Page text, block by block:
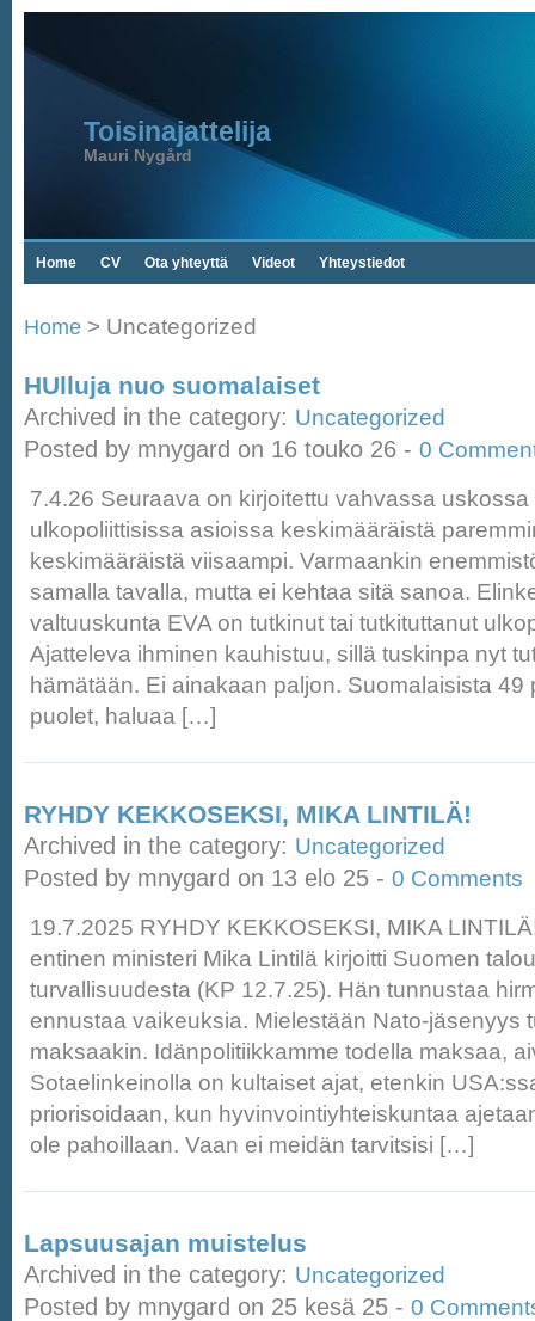
Toisinajattelija
Mauri Nygård
Home CV Ota yhteyttä Videot Yhteystiedot
Home > Uncategorized
HUlluja nuo suomalaiset
Archived in the category: Uncategorized
Posted by mnygard on 16 touko 26 - 0
7.4.26 Seuraava on kirjoitettu vahvassa
ulkopoliittisissa asioissa keskimääräistä
keskimääräistä viisaampi. Varmaankin
samalla tavalla, mutta ei kehtaa sitä sanoa.
valtuuskunta EVA on tutkinut tai tutkituttanut
Ajatteleva ihminen kauhistuu, sillä tuskinpa nyt
hämätään. Ei ainakaan paljon. Suomalaisista 49
puolet, haluaa […]
RYHDY KEKKOSEKSI, MIKA LINTILÄ!
Archived in the category: Uncategorized
Posted by mnygard on 13 elo 25 - 0 Comments
19.7.2025 RYHDY KEKKOSEKSI, MIKA
entinen ministeri Mika Lintilä kirjoitti Suomen
turvallisuudesta (KP 12.7.25). Hän tunnustaa
ennustaa vaikeuksia. Mielestään Nato-jäsenyys
maksaakin. Idänpolitiikkamme todella maksaa,
Sotaelinkeinolla on kultaiset ajat, etenkin
priorisoidaan, kun hyvinvointiyhteiskuntaa
ole pahoillaan. Vaan ei meidän tarvitsisi […]
Lapsuusajan muistelus
Archived in the category: Uncategorized
Posted by mnygard on 25 kesä 25 - 0